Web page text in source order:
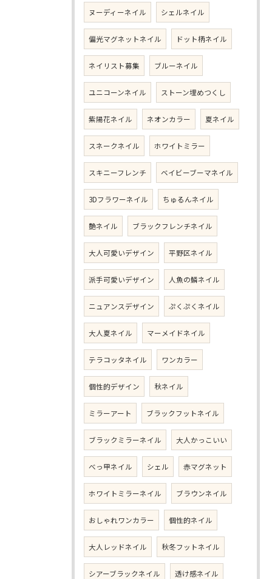
ヌーディーネイル シェルネイル
偏光マグネットネイル ドット柄ネイル
ネイリスト募集 ブルーネイル
ユニコーンネイル ストーン埋めつくし
紫陽花ネイル ネオンカラー 夏ネイル
スネークネイル ホワイトミラー
スキニーフレンチ ベイビーブーマネイル
3Dフラワーネイル ちゅるんネイル
艶ネイル ブラックフレンチネイル
大人可愛いデザイン 平野区ネイル
派手可愛いデザイン 人魚の鱗ネイル
ニュアンスデザイン ぷくぷくネイル
大人夏ネイル マーメイドネイル
テラコッタネイル ワンカラー
個性的デザイン 秋ネイル
ミラーアート ブラックフットネイル
ブラックミラーネイル 大人かっこいい
べっ甲ネイル シェル 赤マグネット
ホワイトミラーネイル ブラウンネイル
おしゃれワンカラー 個性的ネイル
大人レッドネイル 秋冬フットネイル
シアーブラックネイル 透け感ネイル